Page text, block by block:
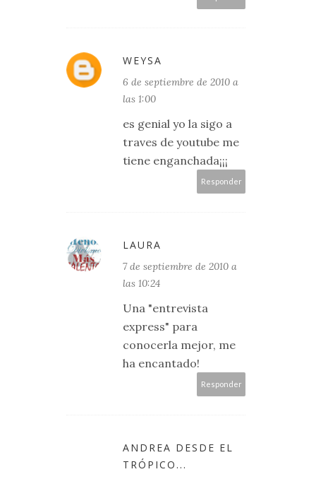
WEYSA
6 de septiembre de 2010 a
las 1:00
es genial yo la sigo a
traves de youtube me
tiene enganchada¡¡¡
Responder
LAURA
7 de septiembre de 2010 a
las 10:24
Una "entrevista
express" para
conocerla mejor, me
ha encantado!
Responder
ANDREA DESDE EL
TRÓPICO...